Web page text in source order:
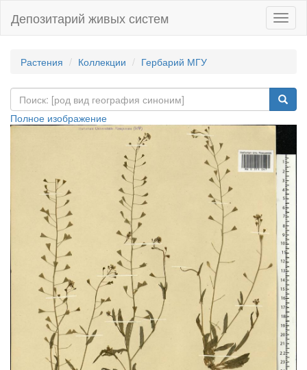
Депозитарий живых систем
Растения Коллекции Гербарий МГУ
Полное изображение